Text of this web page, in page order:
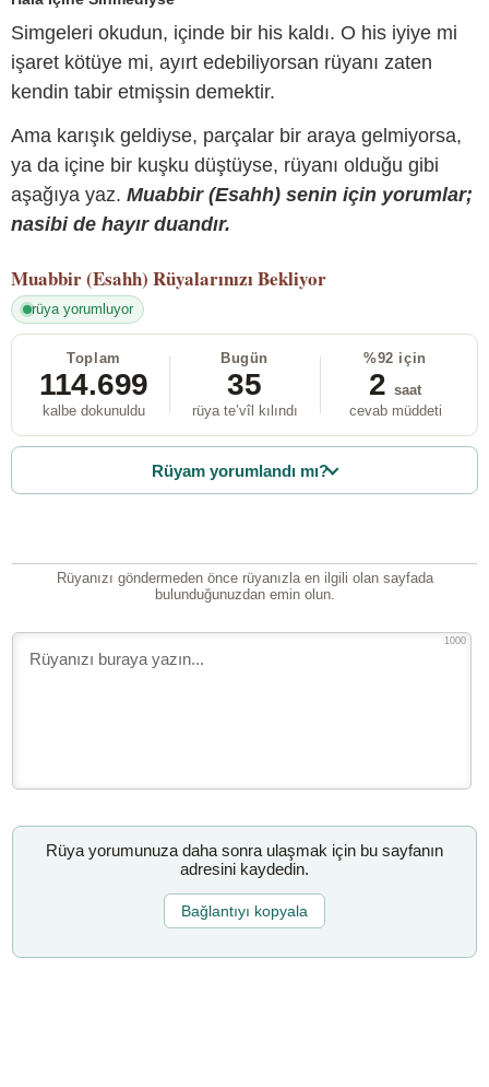
Simgeleri okudun, içinde bir his kaldı. O his iyiye mi
işaret kötüye mi, ayırt edebiliyorsan rüyanı zaten
kendin tabir etmişsin demektir.
Ama karışık geldiyse, parçalar bir araya gelmiyorsa,
ya da içine bir kuşku düştüyse, rüyanı olduğu gibi
aşağıya yaz. Muabbir (Esahh) senin için yorumlar;
nasibi de hayır duandır.
Muabbir (Esahh) Rüyalarınızı Bekliyor
rüya yorumluyor
Toplam
114.699
kalbe dokunuldu
Bugün
35
rüya te’vîl kılındı
%92 için
2 saat
cevab müddeti
Rüyam yorumlandı mı?
Rüyanızı göndermeden önce rüyanızla en ilgili olan sayfada
bulunduğunuzdan emin olun.
1000
Rüya yorumunuza daha sonra ulaşmak için bu sayfanın
adresini kaydedin.
Bağlantıyı kopyala